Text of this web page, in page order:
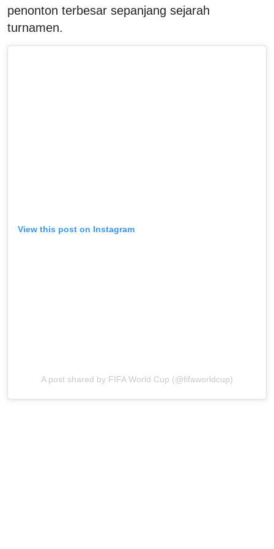
penonton terbesar sepanjang sejarah
turnamen.
View this post on Instagram
A post shared by FIFA World Cup (@fifaworldcup)